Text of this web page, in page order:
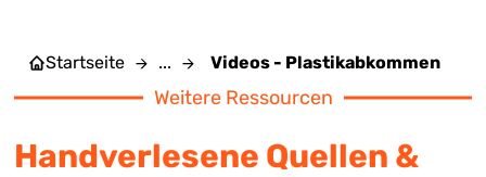
Startseite ... Videos - Plastikabkommen
Weitere Ressourcen
Handverlesene Quellen &